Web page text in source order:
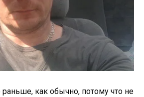
как обычно, потому что не